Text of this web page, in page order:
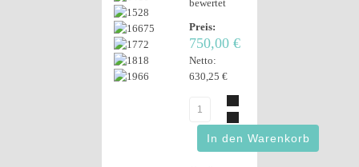
bewertet
Preis:
750,00 €
Netto:
630,25 €